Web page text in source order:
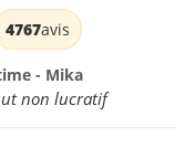
4767avis
- Mika
non lucratif